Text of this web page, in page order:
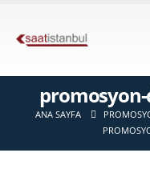
ANA SAYFA